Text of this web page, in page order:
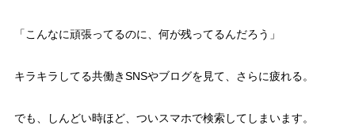
「こんなに頑張ってるのに、何が残ってるんだろう」
キラキラしてる共働きSNSやブログを見て、さらに疲れる。
でも、しんどい時ほど、ついスマホで検索してしまいます。